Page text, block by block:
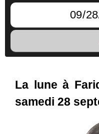
La lune à
samedi 28